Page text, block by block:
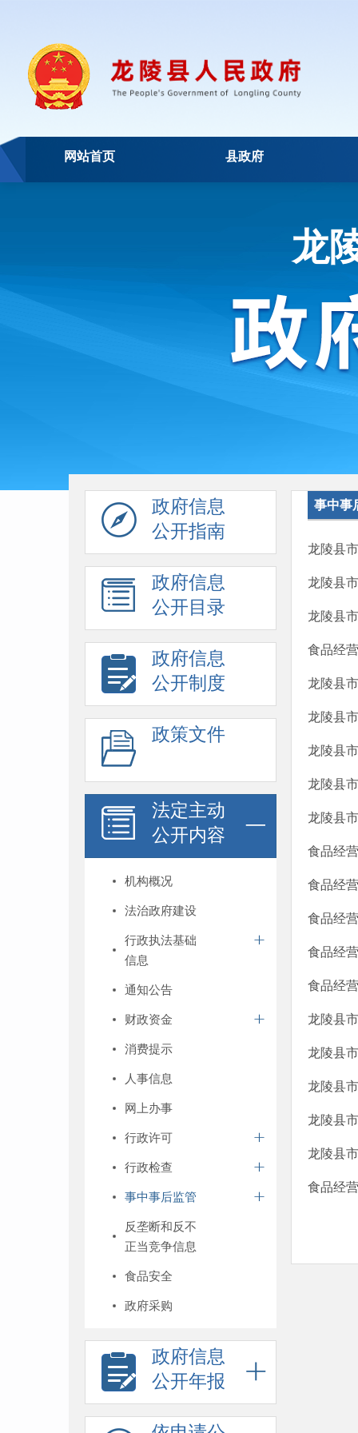
网站首页 县政府
龙
政府信息
公开指南
政府信息
公开目录
政府信息
公开制度
政策文件
法定主动
公开内容
机构概况
法治政府建设
行政执法基础
信息
通知公告
财政资金
消费提示
人事信息
网上办事
行政许可
行政检查
事中事后监管
反垄断和反不
正当竞争信息
食品安全
政府采购
政府信息
公开年报
事中事
龙陵县
龙陵县
龙陵县
食品经
龙陵县
龙陵县
龙陵县
龙陵县
龙陵县
食品经
食品经
食品经
食品经
食品经
龙陵县
龙陵县
龙陵县
龙陵县
龙陵县
食品经